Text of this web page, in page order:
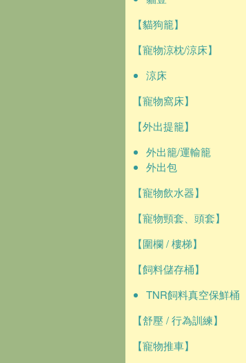
【貓狗籠】
【寵物涼枕/涼床】
涼床
【寵物窩床】
【外出提籠】
外出籠/運輸籠
外出包
【寵物飲水器】
【寵物頸套、頭套】
【圍欄 / 樓梯】
【飼料儲存桶】
TNR飼料真空保鮮桶
【舒壓 / 行為訓練】
【寵物推車】